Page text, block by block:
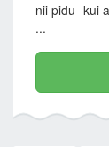
nii pidu- kui
...